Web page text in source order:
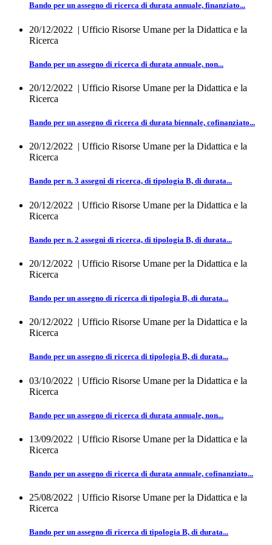
Bando per un assegno di ricerca di durata annuale, finanziato...
20/12/2022 | Ufficio Risorse Umane per la Didattica e la
Ricerca
Bando per un assegno di ricerca di durata annuale, non...
20/12/2022 | Ufficio Risorse Umane per la Didattica e la
Ricerca
Bando per un assegno di ricerca di durata biennale, cofinanziato...
20/12/2022 | Ufficio Risorse Umane per la Didattica e la
Ricerca
Bando per n. 3 assegni di ricerca, di tipologia B, di durata...
20/12/2022 | Ufficio Risorse Umane per la Didattica e la
Ricerca
Bando per n. 2 assegni di ricerca, di tipologia B, di durata...
20/12/2022 | Ufficio Risorse Umane per la Didattica e la
Ricerca
Bando per un assegno di ricerca di tipologia B, di durata...
20/12/2022 | Ufficio Risorse Umane per la Didattica e la
Ricerca
Bando per un assegno di ricerca di tipologia B, di durata...
03/10/2022 | Ufficio Risorse Umane per la Didattica e la
Ricerca
Bando per un assegno di ricerca di durata annuale, non...
13/09/2022 | Ufficio Risorse Umane per la Didattica e la
Ricerca
Bando per un assegno di ricerca di durata annuale, cofinanziato...
25/08/2022 | Ufficio Risorse Umane per la Didattica e la
Ricerca
Bando per un assegno di ricerca di tipologia B, di durata...